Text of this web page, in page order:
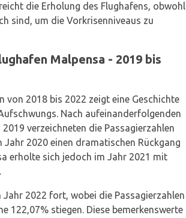
die Erholung des Flughafens, obwohl
sind, um die Vorkrisenniveaus zu
Malpensa - 2019 bis
von 2018 bis 2022 zeigt eine Geschichte
Nach aufeinanderfolgenden
verzeichneten die Passagierzahlen
2020 einen dramatischen Rückgang
erholte sich jedoch im Jahr 2021 mit
2022 fort, wobei die Passagierzahlen
122,07% stiegen. Diese bemerkenswerte